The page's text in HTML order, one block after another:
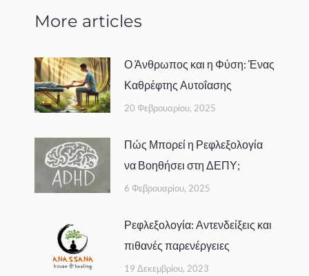
More articles
Ο Άνθρωπος και η Φύση: Ένας
Καθρέφτης Αυτοΐασης
20 Φεβρουαρίου, 2025
Πώς Μπορεί η Ρεφλεξολογία
να Βοηθήσει στη ΔΕΠΥ;
6 Φεβρουαρίου, 2025
Ρεφλεξολογία: Αντενδείξεις και
πιθανές παρενέργειες
19 Δεκεμβρίου, 2023